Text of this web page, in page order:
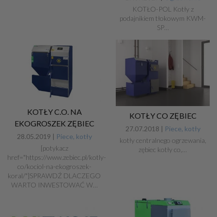
KOTŁO-POL Kotły z
podajnikiem tłokowym KWM-
SP…
KOTŁY C.O. NA
EKOGROSZEK ZĘBIEC
28.05.2019 | Piece, kotły
[potykacz
href="https://www.zebiec.pl/kotly-
co/kociol-na-ekogroszek-
koral/"]SPRAWDŹ DLACZEGO
WARTO INWESTOWAĆ W…
KOTŁY CO ZĘBIEC
27.07.2018 | Piece, kotły
kotły centralnego ogrzewania,
zębiec kotły co,…